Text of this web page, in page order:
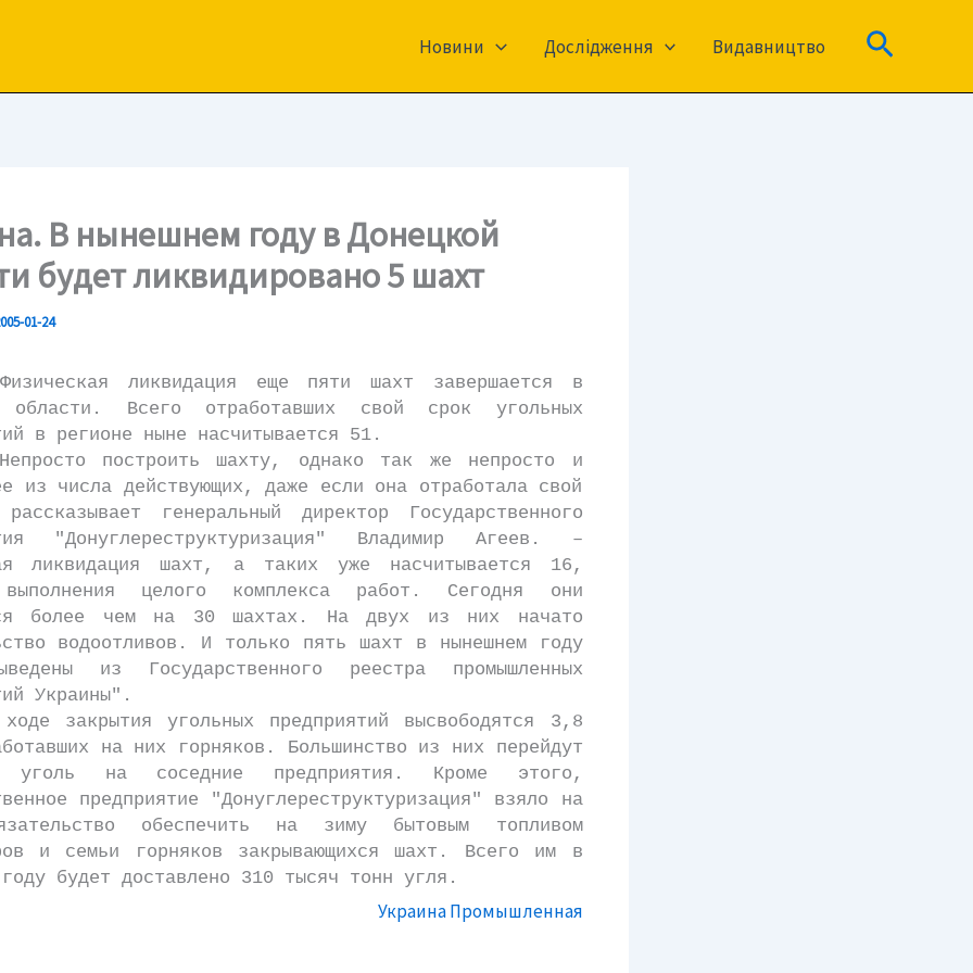
Новини Дослідження Видавництво Пошук
В нынешнем году в Донецкой
будет ликвидировано 5 шахт
01-24
ликвидация еще пяти шахт завершается в
области. Всего отработавших свой срок угольных
в регионе ныне насчитывается 51.
построить шахту, однако так же непросто и
из числа действующих, даже если она отработала свой
генеральный директор Государственного
"Донуглереструктуризация" Владимир Агеев. –
ликвидация шахт, а таких уже насчитывается 16,
выполнения целого комплекса работ. Сегодня они
более чем на 30 шахтах. На двух из них начато
водоотливов. И только пять шахт в нынешнем году
из Государственного реестра промышленных
Украины".
угольных предприятий высвободятся 3,8
на них горняков. Большинство из них перейдут
уголь на соседние предприятия. Кроме этого,
предприятие "Донуглереструктуризация" взяло на
обеспечить на зиму бытовым топливом
и семьи горняков закрывающихся шахт. Всего им в
будет доставлено 310 тысяч тонн угля.
Украина Промышленная